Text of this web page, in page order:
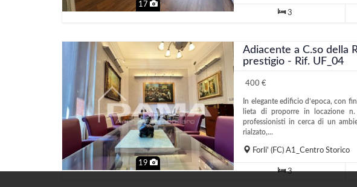
17
3
19
Adiacente a C.so della
prestigio - Rif. UF_04
400 €
In elegante edificio d’epoca, con
lieta di proporre in locazione
professionisti in cerca di un
rialzato,...
Forli' (FC)A1_Centro Storico
3